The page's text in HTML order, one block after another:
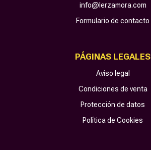
info@lerzamora.com
Formulario de contacto
PÁGINAS LEGALES
Aviso legal
Condiciones de venta
Protección de datos
Política de Cookies